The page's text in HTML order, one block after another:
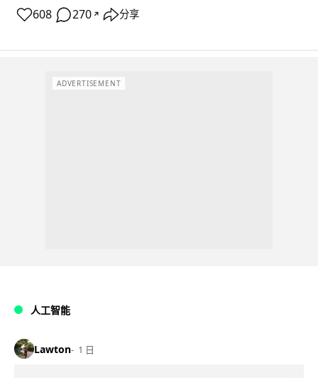
608 270 ↗ 分享
ADVERTISEMENT
人工智能
Lawton 1 日